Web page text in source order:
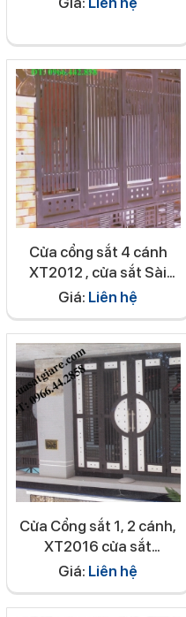
Cửa cổng sắt 4 cánh
XT2012 , cửa sắt Sài
Gòn, Bình Duong, nhận
cua nhôm kính
Giá: Liên hệ
Cửa Cổng sắt 1, 2 cánh,
XT2016 cửa sắt
Q1;2;3;4;5;6;7;8;9
Tân Bình, Thủ Đức,
Giá: Liên hệ